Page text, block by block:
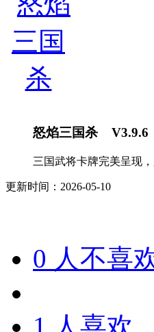
怒焰三国杀 V3.9.6
三国武将卡牌完美呈现
更新时间：2026-05-10
0 人不喜